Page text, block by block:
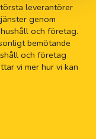
leverantörer
genom
och företag.
bemötande
och företag
vi mer hur vi kan